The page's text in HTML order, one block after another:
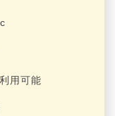
用可能